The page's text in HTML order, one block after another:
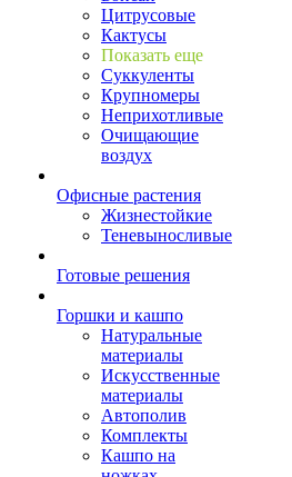
Цитрусовые
Кактусы
Показать еще
Суккуленты
Крупномеры
Неприхотливые
Очищающие
воздух
Офисные растения
Жизнестойкие
Теневыносливые
Готовые решения
Горшки и кашпо
Натуральные
материалы
Искусственные
материалы
Автополив
Комплекты
Кашпо на